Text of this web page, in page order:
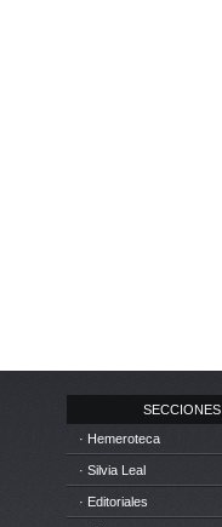
SECCIONES
· Hemeroteca
· Silvia Leal
· Editoriales